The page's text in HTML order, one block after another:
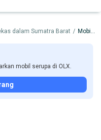
2.000 Cc
dalam Sumatra Barat / Mobil Bekas dalam Pariaman Kota
mobil serupa di OLX.